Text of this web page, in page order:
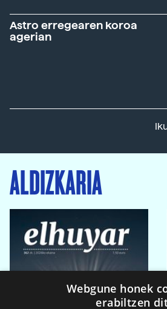
Astro erregearen koroa
agerian
ALDIZKARIA
Webgune honek
erabiltzen